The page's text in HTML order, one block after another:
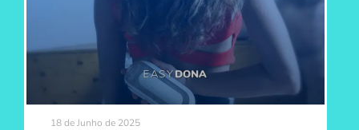
18 de Junho de 2025